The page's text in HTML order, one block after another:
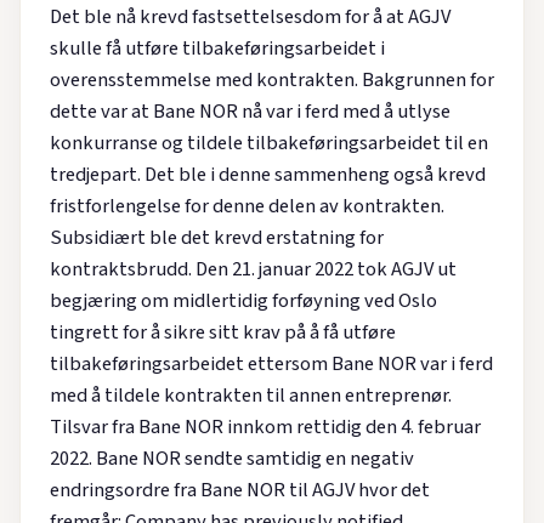
Det ble nå krevd fastsettelsesdom for å at AGJV
skulle få utføre tilbakeføringsarbeidet i
overensstemmelse med kontrakten. Bakgrunnen for
dette var at Bane NOR nå var i ferd med å utlyse
konkurranse og tildele tilbakeføringsarbeidet til en
tredjepart. Det ble i denne sammenheng også krevd
fristforlengelse for denne delen av kontrakten.
Subsidiært ble det krevd erstatning for
kontraktsbrudd. Den 21. januar 2022 tok AGJV ut
begjæring om midlertidig forføyning ved Oslo
tingrett for å sikre sitt krav på å få utføre
tilbakeføringsarbeidet ettersom Bane NOR var i ferd
med å tildele kontrakten til annen entreprenør.
Tilsvar fra Bane NOR innkom rettidig den 4. februar
2022. Bane NOR sendte samtidig en negativ
endringsordre fra Bane NOR til AGJV hvor det